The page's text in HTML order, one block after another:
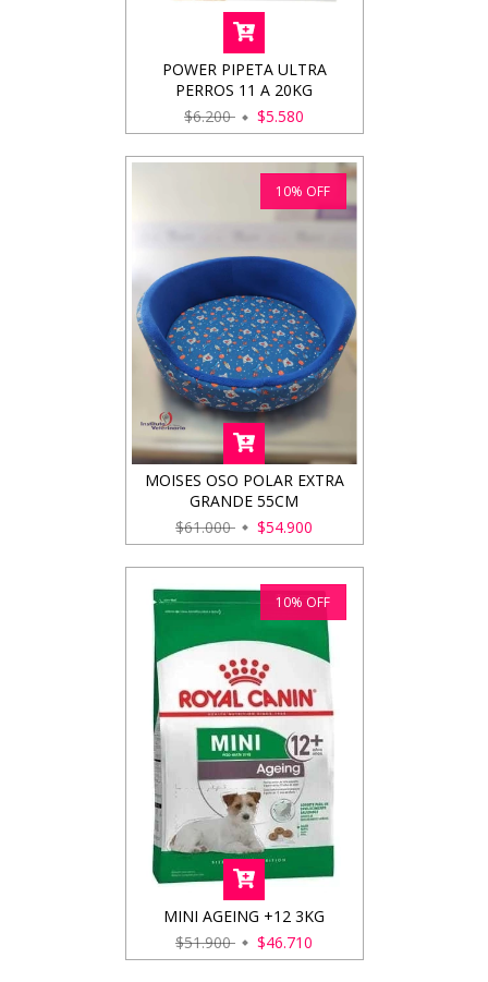
POWER PIPETA ULTRA
PERROS 11 A 20KG
$6.200
$5.580
10% OFF
MOISES OSO POLAR EXTRA
GRANDE 55CM
$61.000
$54.900
10% OFF
MINI AGEING +12 3KG
$51.900
$46.710